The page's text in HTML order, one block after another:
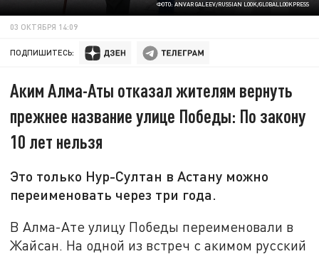
ФОТО: ANVAR GALEEV/RUSSIAN LOOK/GLOBALLOOKPRESS
03 ОКТЯБРЯ 14:09
ПОДПИШИТЕСЬ:
Аким Алма-Аты отказал жителям вернуть
прежнее название улице Победы: По закону
10 лет нельзя
Это только Нур-Султан в Астану можно
переименовать через три года.
В Алма-Ате улицу Победы переименовали в
Жайсан. На одной из встреч с акимом русский